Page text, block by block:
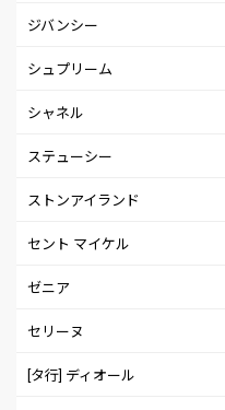
ジバンシー
シュプリーム
シャネル
ステューシー
ストンアイランド
セント マイケル
ゼニア
セリーヌ
[タ行] ディオール